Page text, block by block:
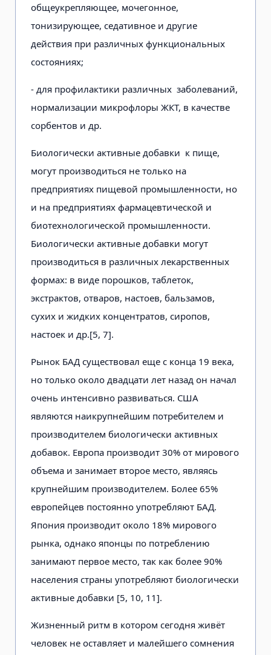
общеукрепляющее, мочегонное,
тонизирующее, седативное и другие
действия при различных функциональных
состояниях;
- для профилактики различных заболеваний,
нормализации микрофлоры ЖКТ, в качестве
сорбентов и др.
Биологически активные добавки к пище,
могут производиться не только на
предприятиях пищевой промышленности, но
и на предприятиях фармацевтической и
биотехнологической промышленности.
Биологически активные добавки могут
производиться в различных лекарственных
формах: в виде порошков, таблеток,
экстрактов, отваров, настоев, бальзамов,
сухих и жидких концентратов, сиропов,
настоек и др.[5, 7].
Рынок БАД существовал еще с конца 19 века,
но только около двадцати лет назад он начал
очень интенсивно развиваться. США
являются наикрупнейшим потребителем и
производителем биологически активных
добавок. Европа производит 30% от мирового
объема и занимает второе место, являясь
крупнейшим производителем. Более 65%
европейцев постоянно употребляют БАД.
Япония производит около 18% мирового
рынка, однако японцы по потреблению
занимают первое место, так как более 90%
населения страны употребляют биологически
активные добавки [5, 10, 11].
Жизненный ритм в котором сегодня живёт
человек не оставляет и малейшего сомнения